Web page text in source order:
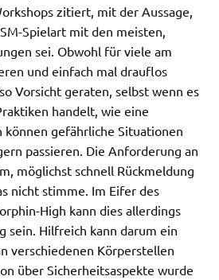
zitiert, mit der Aussage,
Spielart mit den meisten,
sei. Obwohl für viele am
und einfach mal drauflos
Vorsicht geraten, selbst wenn es
handelt, wie eine
können gefährliche Situationen
passieren. Die Anforderung an
möglichst schnell Rückmeldung
nicht stimme. Im Eifer des
High kann dies allerdings
sein. Hilfreich kann darum ein
verschiedenen Körperstellen
über Sicherheitsaspekte wurde